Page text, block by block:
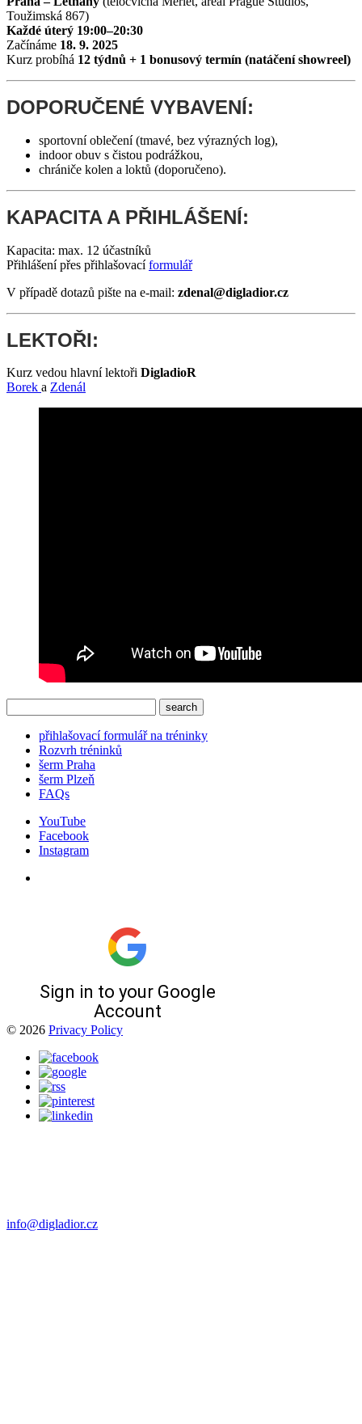
Toužimská 867)
Každé úterý 19:00–20:30
Začínáme 18. 9. 2025
Kurz probíhá 12 týdnů + 1 bonusový termín (natáčení showreel)
DOPORUČENÉ VYBAVENÍ:
sportovní oblečení (tmavé, bez výrazných log),
indoor obuv s čistou podrážkou,
chrániče kolen a loktů (doporučeno).
KAPACITA A PŘIHLÁŠENÍ:
Kapacita: max. 12 účastníků
Přihlášení přes přihlašovacíformulář
V případě dotazů pište na e-mail: zdenal@digladior.cz
LEKTOŘI:
Kurz vedou hlavní lektoři DigladioR
Borek a Zdenál
přihlašovací formulář na tréninky
Rozvrh tréninků
šerm Praha
šerm Plzeň
FAQs
YouTube
Facebook
Instagram
© 2026 Privacy Policy
info@digladior.cz